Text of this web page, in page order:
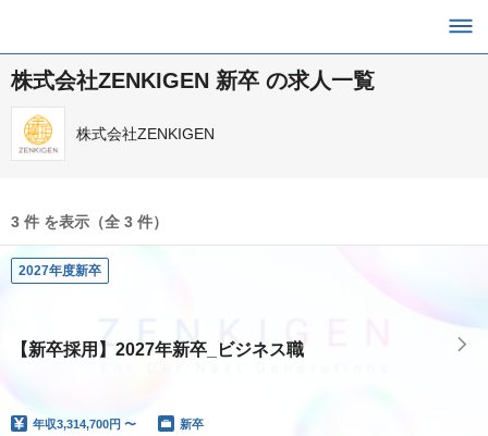
株式会社ZENKIGEN 新卒 の求人一覧
株式会社ZENKIGEN
3 件 を表示（全 3 件）
2027年度新卒
【新卒採用】2027年新卒_ビジネス職
年収3,314,700円 〜 新卒